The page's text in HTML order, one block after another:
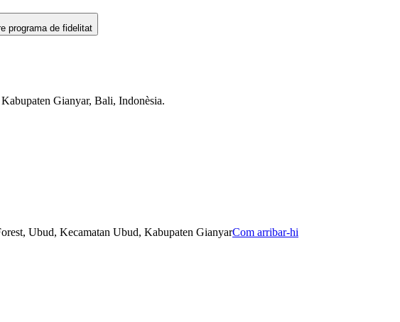
programa de fidelitat
Gianyar, Bali, Indonèsia.
Ubud, Kecamatan Ubud, Kabupaten GianyarCom arribar-hi